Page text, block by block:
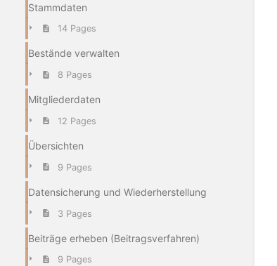
Stammdaten
14 Pages
Bestände verwalten
8 Pages
Mitgliederdaten
12 Pages
Übersichten
9 Pages
Datensicherung und Wiederherstellung
3 Pages
Beiträge erheben (Beitragsverfahren)
9 Pages